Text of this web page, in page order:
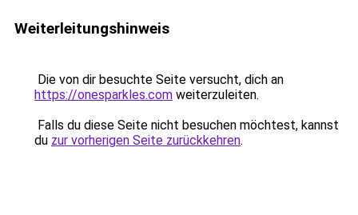
Weiterleitungshinweis
Die von dir besuchte Seite versucht, dich an
https://onesparkles.com weiterzuleiten.
Falls du diese Seite nicht besuchen möchtest, kannst
du zur vorherigen Seite zurückkehren.